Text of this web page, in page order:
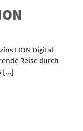
LION Digital
Reise durch
[...]